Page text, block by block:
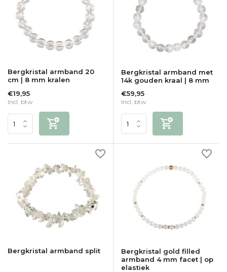
Bergkristal armband 20
cm | 8 mm kralen
€19,95
Incl. btw
Bergkristal armband met
14k gouden kraal | 8 mm
€59,95
Incl. btw
Bergkristal armband split
Bergkristal gold filled
armband 4 mm facet | op
elastiek